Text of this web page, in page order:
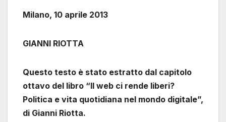
Milano, 10 aprile 2013
GIANNI RIOTTA
Questo testo è stato estratto dal capitolo
ottavo del libro “Il web ci rende liberi?
Politica e vita quotidiana nel mondo digitale”,
di Gianni Riotta.